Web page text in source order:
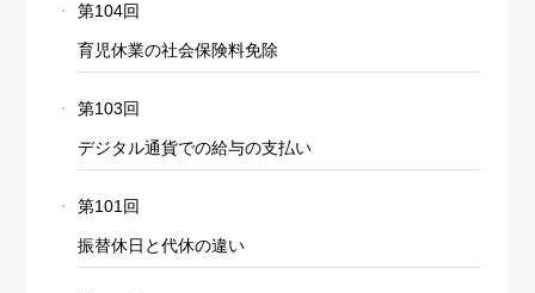
第104回
育児休業の社会保険料免除
第103回
デジタル通貨での給与の支払い
第101回
振替休日と代休の違い